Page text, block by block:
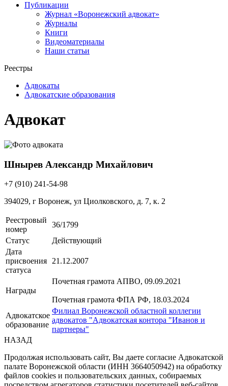
Публикации
Журнал «Воронежский адвокат»
Журналы
Книги
Видеоматериалы
Наши статьи
Реестры
Адвокаты
Адвокатские образования
Адвокат
Шнырев Александр Михайлович
+7 (910) 241-54-98
394029, г Воронеж, ул Циолковского, д. 7, к. 2
Реестровый
номер
36/1799
Статус
Действующий
Дата
присвоения
статуса
21.12.2007
Награды
Почетная грамота АПВО, 09.09.2021
Почетная грамота ФПА РФ, 18.03.2024
Адвокатское
образование
Филиал Воронежской областной коллегии
адвокатов "Адвокатская контора "Иванов и
партнеры"
НАЗАД
Продолжая использовать сайт, Вы даете согласие Адвокатской
палате Воронежской области (ИНН 3664050942) на обработку
файлов cookies и пользовательских данных, собираемых